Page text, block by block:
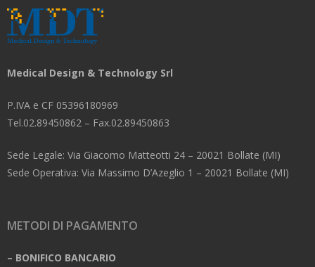
Medical Design & Technology Srl
P.IVA e CF 05396180969
Tel.02.89450862 – Fax.02.89450863
Sede Legale: Via Giacomo Matteotti 24 – 20021 Bollate (MI)
Sede Operativa: Via Massimo D’Azeglio 1 – 20021 Bollate (MI)
METODI DI PAGAMENTO
– BONIFICO BANCARIO